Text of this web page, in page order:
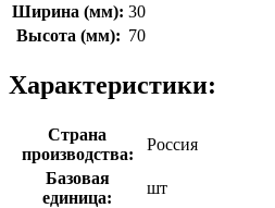
Ширина (мм): 30
Высота (мм): 70
Характеристики:
Страна
производства:
Россия
Базовая
единица:
шт